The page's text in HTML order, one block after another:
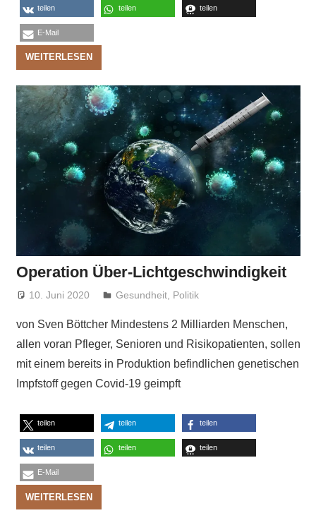
teilen teilen teilen
E-Mail
WEITERLESEN
Operation Über-Lichtgeschwindigkeit
10. Juni 2020 Niki Vogt
Gesundheit, Politik
von Sven Böttcher Mindestens 2 Milliarden Menschen,
allen voran Pfleger, Senioren und Risikopatienten, sollen
mit einem bereits in Produktion befindlichen genetischen
Impfstoff gegen Covid-19 geimpft
teilen teilen teilen
teilen teilen teilen
E-Mail
WEITERLESEN